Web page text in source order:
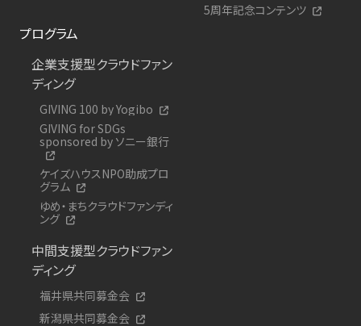
5周年記念コンテンツ
プログラム
企業支援型クラウドファン
ディング
GIVING 100 by Yogibo
GIVING for SDGs
sponsored by ソニー銀行
ケイズハウスNPO助成プロ
グラム
ゆめ・まちクラウドファンディ
ング
中間支援型クラウドファン
ディング
福井県共同募金会
新潟県共同募金会